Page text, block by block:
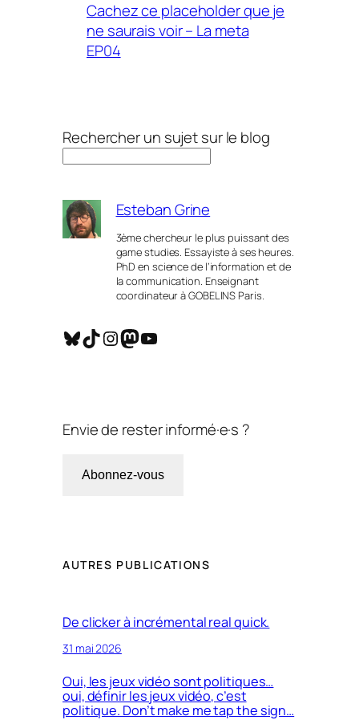
Cachez ce placeholder que je
ne saurais voir – La meta
EP04
Rechercher un sujet sur le blog
Esteban Grine
3ème chercheur le plus puissant des
game studies. Essayiste à ses heures.
PhD en science de l’information et de
la communication. Enseignant
coordinateur à GOBELINS Paris.
Bluesky TikTok InstagramMastodon YouTube
Envie de rester informé·e·s ?
Abonnez-vous
AUTRES PUBLICATIONS
De clicker à incrémental real quick.
31 mai 2026
Oui, les jeux vidéo sont politiques…
oui, définir les jeux vidéo, c’est
politique. Don’t make me tap the sign…